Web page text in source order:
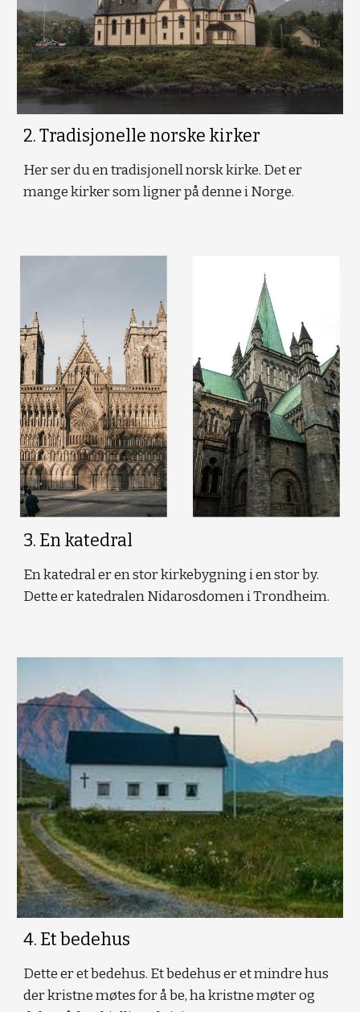
2. Tradisjonelle norske kirker
Her ser du en tradisjonell norsk kirke. Det er
mange kirker som ligner på denne i Norge.
3. En katedral
En katedral er en stor kirkebygning i en stor by.
Dette er katedralen Nidarosdomen i Trondheim.
4. Et bedehus
Dette er et bedehus. Et bedehus er et mindre hus
der kristne møtes for å be, ha kristne møter og